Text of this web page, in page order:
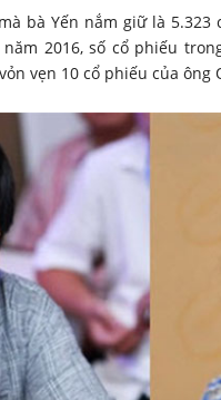
bà Yến nắm giữ là
2016, số cổ phiếu
vẹn 10 cổ phiếu của ông